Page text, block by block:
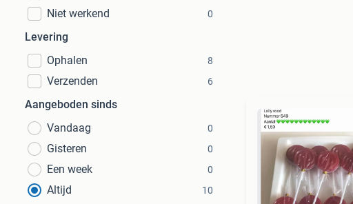
Niet werkend 0
Levering
Ophalen
8
Verzenden 6
Aangeboden sinds
Vandaag
0
Gisteren 0
Een week 0
Altijd 10